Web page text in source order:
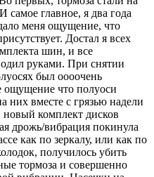
главное, я два года
меня ощущение, что
Достал я всех
шин, и все
руками. При снятии
был оооочень
ощущение что полуоси
них вместе с грязью надели
комплект дисков
дрожь/вибрация покинула
как по зеркалу, или как по
получилось убить
тормоза и совершенно